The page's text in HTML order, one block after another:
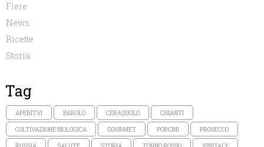
Fiere
News
Ricette
Storia
Tag
APERITVI BAROLO CERASUOLO CHIANTI
COLTIVAZIONE BIOLOGICA GOURMET PORCINI PROSECCO